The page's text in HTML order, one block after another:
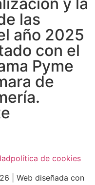
las
año 2025
con el
Pyme
de
política de cookies
| Web diseñada con